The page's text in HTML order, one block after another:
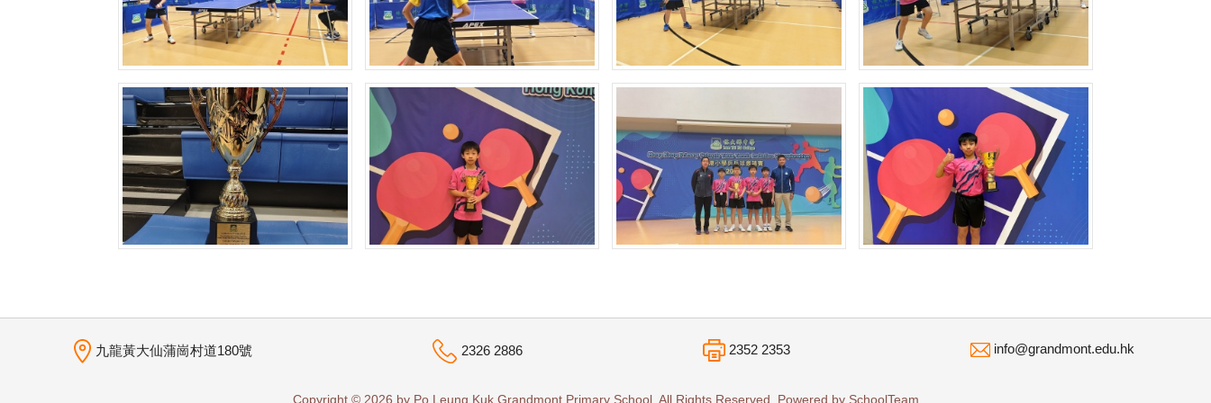
九龍黃大仙蒲崗村道180號 2326 2886 2352 2353 info@grandmont.edu.hk
Copyright © 2026 by Po Leung Kuk Grandmont Primary School. All Rights Reserved. Powered by SchoolTeam